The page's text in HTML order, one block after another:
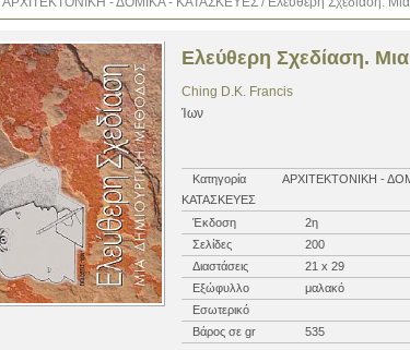
Ελεύθερη Σχεδίαση.
Ching D.K. Francis
Ίων
Κατηγορία
ΑΡΧΙΤΕΚΤΟΝΙΚΗ -
ΚΑΤΑΣΚΕΥΕΣ
Έκδοση
2η
Σελίδες
200
Διαστάσεις
21 x 29
Εξώφυλλο
μαλακό
Εσωτερικό
Βάρος σε gr
535